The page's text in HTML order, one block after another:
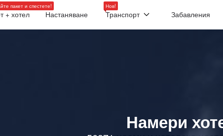
пакет и спестете!
+ хотел Настаняване
Нов!
Транспорт Забавления
Намери